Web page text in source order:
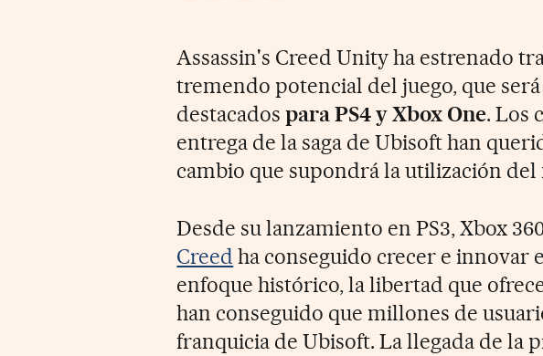
Assassin's Creed Unity ha estrenado
tremendo potencial del juego, que
destacadospara PS4 y Xbox One. Los
entrega de la saga de Ubisoft han
cambio que supondrá la utilización
Desde su lanzamiento en PS3, Xbox
Creed ha conseguido crecer e innovar
enfoque histórico, la libertad que
han conseguido que millones de
franquicia de Ubisoft. La llegada de la